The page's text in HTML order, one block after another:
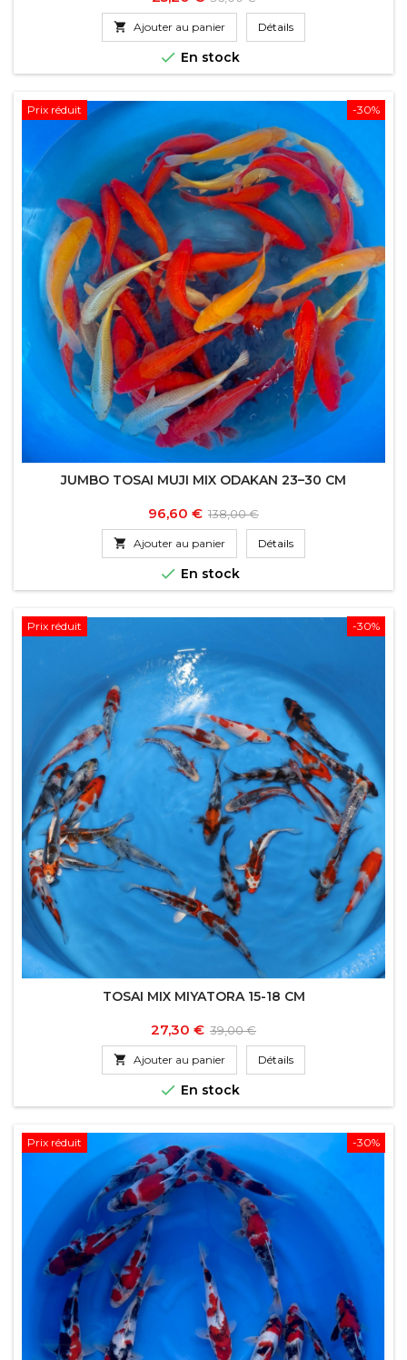
de
base
 Ajouter au panier Détails
 En stock
-30%
Prix réduit
JUMBO TOSAI MUJI MIX ODAKAN 23–30 CM
Prix
96,60 € Prix
de
base
138,00 €
 Ajouter au panier Détails
 En stock
-30%
Prix réduit
TOSAI MIX MIYATORA 15-18 CM
Prix
27,30 € Prix
de
base
39,00 €
 Ajouter au panier Détails
 En stock
-30%
Prix réduit